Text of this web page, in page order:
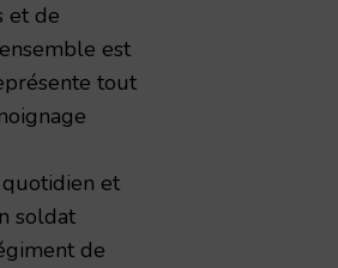
et de
est
tout
et
soldat
de